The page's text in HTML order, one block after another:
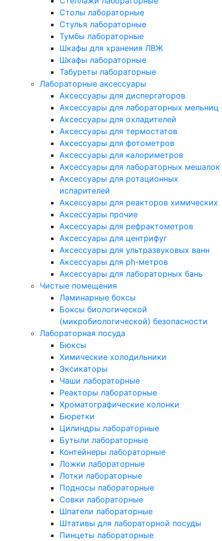
Столы лабораторные
Стулья лабораторные
Тумбы лабораторные
Шкафы для хранения ЛВЖ
Шкафы лабораторные
Табуреты лабораторные
Лабораторные аксессуары
Аксессуары для диспергаторов
Аксессуары для лабораторных мельниц
Аксессуары для охладителей
Аксессуары для термостатов
Аксессуары для фотометров
Аксессуары для калориметров
Аксессуары для лабораторных мешалок
Аксессуары для ротационных
испарителей
Аксессуары для реакторов химических
Аксессуары прочие
Аксессуары для рефрактометров
Аксессуары для центрифуг
Аксессуары для ультразвуковых ванн
Аксессуары для ph-метров
Аксессуары для лабораторных бань
Чистые помещения
Ламинарные боксы
Боксы биологической
(микробиологической) безопасности
Лабораторная посуда
Бюксы
Химические холодильники
Эксикаторы
Чаши лабораторные
Реакторы лабораторные
Хроматографические колонки
Бюретки
Цилиндры лабораторные
Бутыли лабораторные
Контейнеры лабораторные
Ложки лабораторные
Лотки лабораторные
Подносы лабораторные
Совки лабораторные
Шпатели лабораторные
Штативы для лабораторной посуды
Пинцеты лабораторные